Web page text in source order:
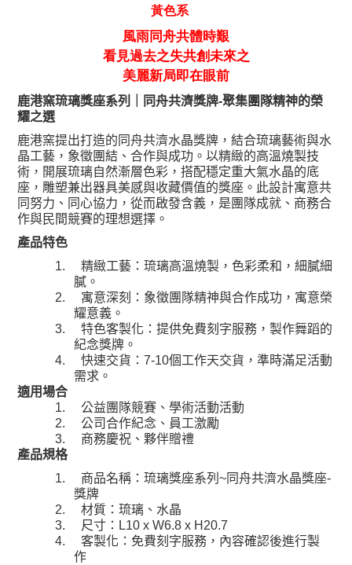
黃色系
風雨同舟共體時艱
看見過去之失共創未來之
美麗新局即在眼前
鹿港窯琉璃獎座系列｜同舟共濟獎牌-聚集團隊精神的榮
耀之選
鹿港窯提出打造的同舟共濟水晶獎牌，結合琉璃藝術與水
晶工藝，象徵團結、合作與成功。以精緻的高溫燒製技
術，開展琉璃自然漸層色彩，搭配穩定重大氣水晶的底
座，雕塑兼出器具美感與收藏價值的獎座。此設計寓意共
同努力、同心協力，從而啟發含義，是團隊成就、商務合
作與民間競賽的理想選擇。
產品特色
1.
精緻工藝：琉璃高溫燒製，色彩柔和，細膩細
膩。
2.
寓意深刻：象徵團隊精神與合作成功，寓意榮
耀意義。
3.
特色客製化：提供免費刻字服務，製作舞蹈的
紀念獎牌。
4.
快速交貨： 7-10個工作天交貨，準時滿足活動
需求。
適用場合
1.
公益團隊競賽、學術活動活動
2.
公司合作紀念、員工激勵
3.
商務慶祝、夥伴贈禮
產品規格
1.
商品名稱：琉璃獎座系列 ~同舟共濟水晶獎座-
獎牌
2.
材質：琉璃、水晶
3.
尺寸： L10 x W6.8 x H20.7
4.
客製化：免費刻字服務，內容確認後進行製
作